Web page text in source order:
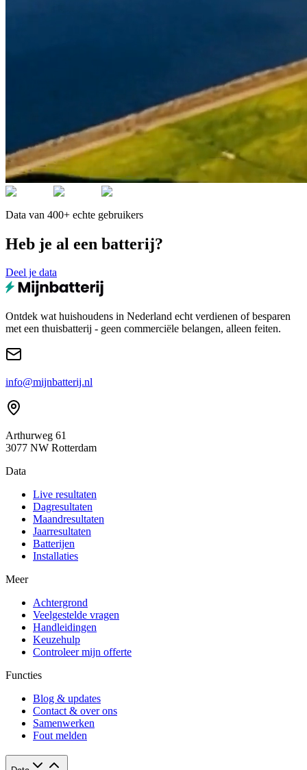
Data van 400+ echte gebruikers
Heb je al een batterij?
Deel je data
Ontdek wat huishoudens in Nederland echt verdienen of besparen
met een thuisbatterij - geen commerciële belangen, alleen feiten.
info@mijnbatterij.nl
Arthurweg 61
3077 NW Rotterdam
Data
Live resultaten
Dagresultaten
Maandresultaten
Jaarresultaten
Batterijen
Installaties
Meer
Achtergrond
Veelgestelde vragen
Handleidingen
Keuzehulp
Controleer mijn offerte
Functies
Blog & updates
Contact & over ons
Samenwerken
Fout melden